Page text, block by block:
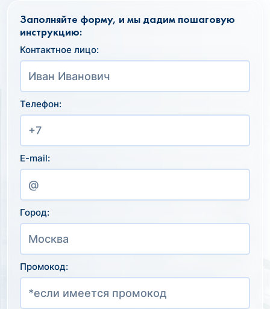
Заполняйте форму, и мы дадим пошаговую
инструкцию:
Контактное лицо:
Телефон:
E-mail:
Город:
Промокод: